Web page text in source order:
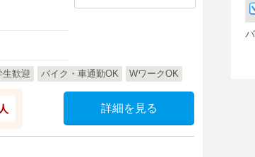
生歓迎 バイク・車通勤OK WワークOK
詳細を見る